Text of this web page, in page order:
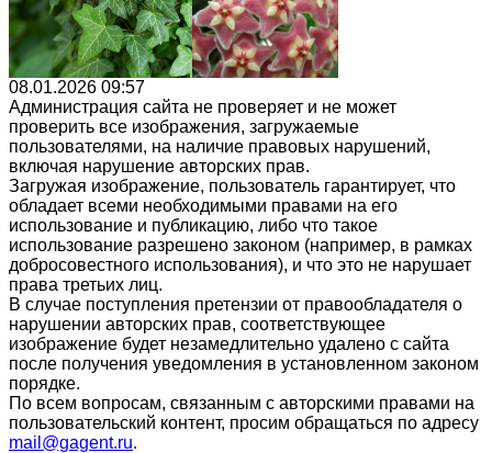
08.01.2026 09:57
Администрация сайта не проверяет и не может
проверить все изображения, загружаемые
пользователями, на наличие правовых нарушений,
включая нарушение авторских прав.
Загружая изображение, пользователь гарантирует, что
обладает всеми необходимыми правами на его
использование и публикацию, либо что такое
использование разрешено законом (например, в рамках
добросовестного использования), и что это не нарушает
права третьих лиц.
В случае поступления претензии от правообладателя о
нарушении авторских прав, соответствующее
изображение будет незамедлительно удалено с сайта
после получения уведомления в установленном законом
порядке.
По всем вопросам, связанным с авторскими правами на
пользовательский контент, просим обращаться по адресу
mail@gagent.ru.